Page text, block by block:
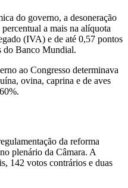
do governo, a desoneração
a mais na alíquota
(IVA) e de até 0,57 pontos
do Banco Mundial.
ao Congresso determinava
ovina, caprina e de aves
da reforma
plenário da Câmara. A
142 votos contrários e duas